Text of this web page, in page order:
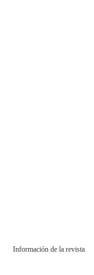
Información de la revista